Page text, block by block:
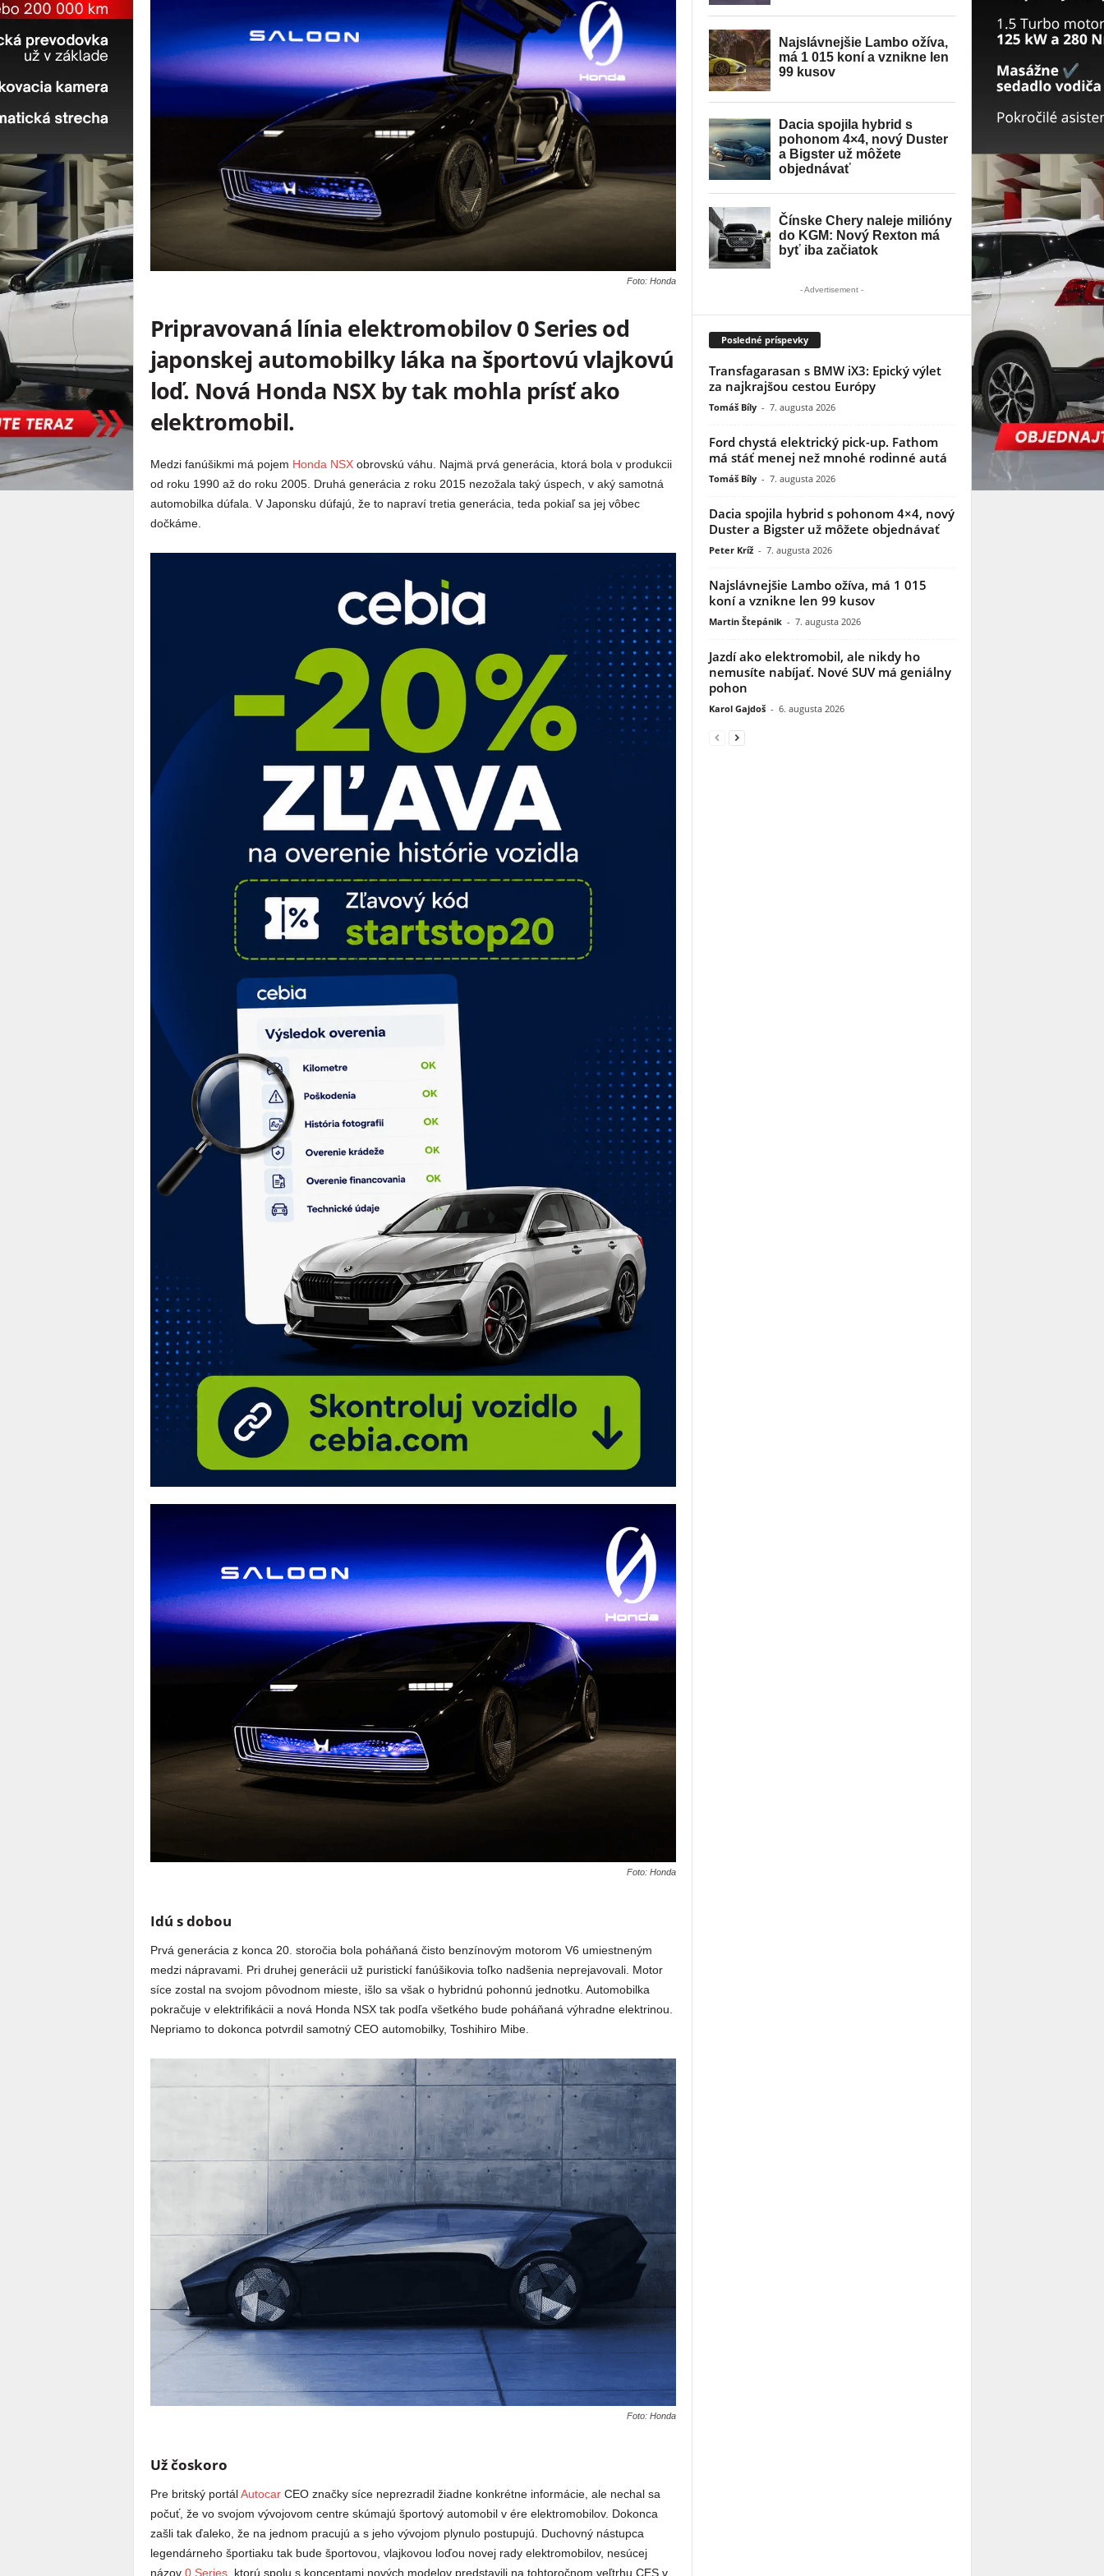
Foto: Honda
Pripravovaná línia elektromobilov 0 Series od
japonskej automobilky láka na športovú vlajkovú
loď. Nová Honda NSX by tak mohla prísť ako
elektromobil.
Medzi fanúšikmi má pojem Honda NSXobrovskú váhu. Najmä prvá generácia, ktorá bola v produkcii
od roku 1990 až do roku 2005. Druhá generácia z roku 2015 nezožala taký úspech, v aký samotná
automobilka dúfala. V Japonsku dúfajú, že to napraví tretia generácia, teda pokiaľ sa jej vôbec
dočkáme.
Foto: Honda
Idú s dobou
Prvá generácia z konca 20. storočia bola poháňaná čisto benzínovým motorom V6 umiestneným
medzi nápravami. Pri druhej generácii už puristickí fanúšikovia toľko nadšenia neprejavovali. Motor
síce zostal na svojom pôvodnom mieste, išlo sa však o hybridnú pohonnú jednotku. Automobilka
pokračuje v elektrifikácii a nová Honda NSX tak podľa všetkého bude poháňaná výhradne elektrinou.
Nepriamo to dokonca potvrdil samotný CEO automobilky, Toshihiro Mibe.
Foto: Honda
Už čoskoro
Pre britský portálAutocarCEO značky síce neprezradil žiadne konkrétne informácie, ale nechal sa
počuť, že vo svojom vývojovom centre skúmajú športový automobil v ére elektromobilov. Dokonca
zašli tak ďaleko, že na jednom pracujú a s jeho vývojom plynulo postupujú. Duchovný nástupca
legendárneho športiaku tak bude športovou, vlajkovou loďou novej rady elektromobilov, nesúcej
názov 0 Series, ktorú spolu s konceptami nových modelov predstavili na tohtoročnom veľtrhu CES v
- Advertisement -
Posledné príspevky
Transfagarasan s BMW iX3: Epický výlet
za najkrajšou cestou Európy
Tomáš Bíly - 7. augusta 2026
Ford chystá elektrický pick-up. Fathom
má stáť menej než mnohé rodinné autá
Tomáš Bíly - 7. augusta 2026
Dacia spojila hybrid s pohonom 4×4, nový
Duster a Bigster už môžete objednávať
Peter Kríž - 7. augusta 2026
Najslávnejšie Lambo ožíva, má 1 015
koní a vznikne len 99 kusov
Martin Štepánik - 7. augusta 2026
Jazdí ako elektromobil, ale nikdy ho
nemusíte nabíjať. Nové SUV má geniálny
pohon
Karol Gajdoš - 6. augusta 2026